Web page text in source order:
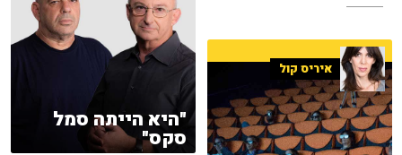
"היא הייתה סמל
סקס"
איריס קול